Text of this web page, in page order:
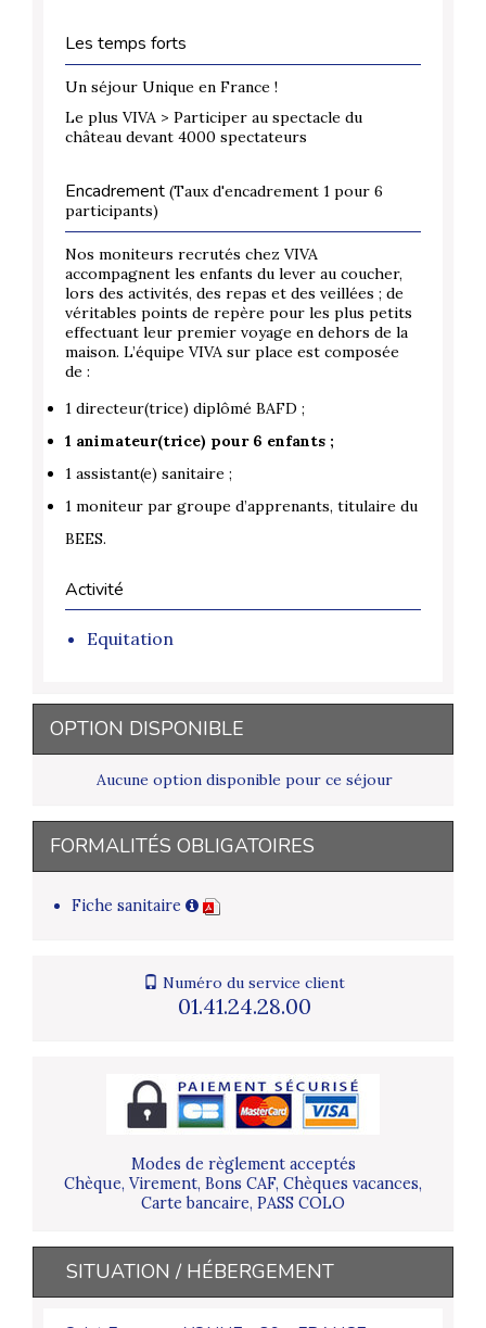
Les temps forts
Un séjour Unique en France !
Le plus VIVA > Participer au spectacle du
château devant 4000 spectateurs
Encadrement (Taux d'encadrement 1 pour 6
participants)
Nos moniteurs recrutés chez VIVA
accompagnent les enfants du lever au coucher,
lors des activités, des repas et des veillées ; de
véritables points de repère pour les plus petits
effectuant leur premier voyage en dehors de la
maison. L’équipe VIVA sur place est composée
de :
1 directeur(trice) diplômé BAFD ;
1 animateur(trice) pour 6 enfants ;
1 assistant(e) sanitaire ;
1 moniteur par groupe d’apprenants, titulaire du
BEES.
Activité
Equitation
OPTION DISPONIBLE
Aucune option disponible pour ce séjour
FORMALITÉS OBLIGATOIRES
Fiche sanitaire
Numéro du service client
01.41.24.28.00
Modes de règlement acceptés
Chèque, Virement, Bons CAF, Chèques vacances,
Carte bancaire, PASS COLO
SITUATION / HÉBERGEMENT